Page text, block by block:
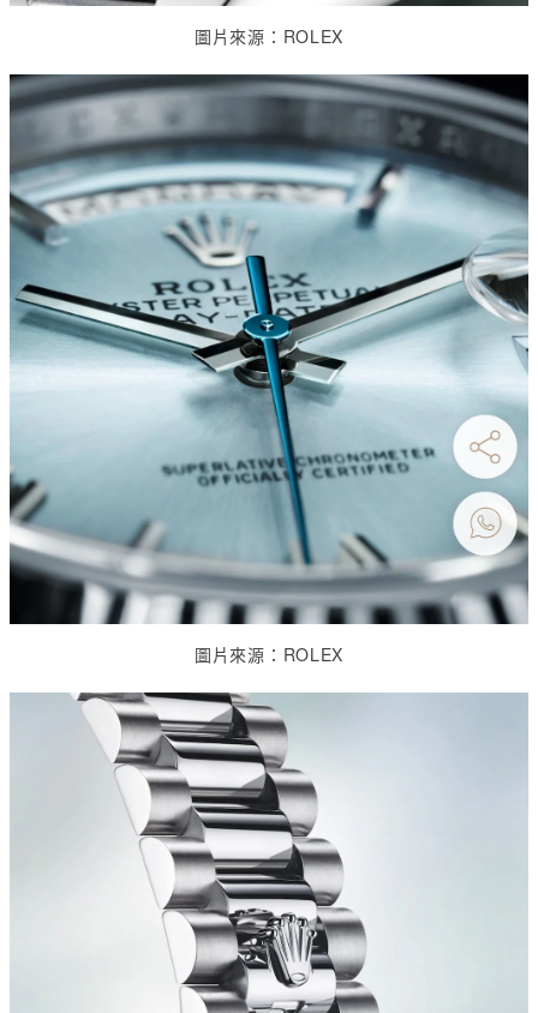
圖片來源： ROLEX
圖片來源： ROLEX